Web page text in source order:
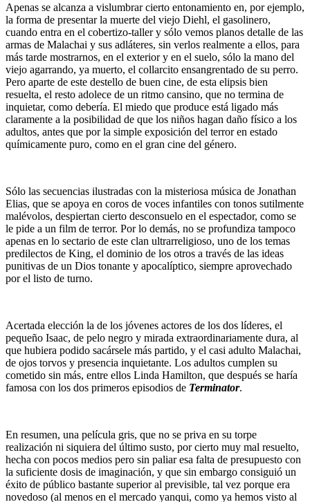
Apenas se alcanza a vislumbrar cierto entonamiento en, por ejemplo,
la forma de presentar la muerte del viejo Diehl, el gasolinero,
cuando entra en el cobertizo-taller y sólo vemos planos detalle de las
armas de Malachai y sus adláteres, sin verlos realmente a ellos, para
más tarde mostrarnos, en el exterior y en el suelo, sólo la mano del
viejo agarrando, ya muerto, el collarcito ensangrentado de su perro.
Pero aparte de este destello de buen cine, de esta elipsis bien
resuelta, el resto adolece de un ritmo cansino, que no termina de
inquietar, como debería. El miedo que produce está ligado más
claramente a la posibilidad de que los niños hagan daño físico a los
adultos, antes que por la simple exposición del terror en estado
químicamente puro, como en el gran cine del género.
Sólo las secuencias ilustradas con la misteriosa música de Jonathan
Elias, que se apoya en coros de voces infantiles con tonos sutilmente
malévolos, despiertan cierto desconsuelo en el espectador, como se
le pide a un film de terror. Por lo demás, no se profundiza tampoco
apenas en lo sectario de este clan ultrarreligioso, uno de los temas
predilectos de King, el dominio de los otros a través de las ideas
punitivas de un Dios tonante y apocalíptico, siempre aprovechado
por el listo de turno.
Acertada elección la de los jóvenes actores de los dos líderes, el
pequeño Isaac, de pelo negro y mirada extraordinariamente dura, al
que hubiera podido sacársele más partido, y el casi adulto Malachai,
de ojos torvos y presencia inquietante. Los adultos cumplen su
cometido sin más, entre ellos Linda Hamilton, que después se haría
famosa con los dos primeros episodios de Terminator.
En resumen, una película gris, que no se priva en su torpe
realización ni siquiera del último susto, por cierto muy mal resuelto,
hecha con pocos medios pero sin paliar esa falta de presupuesto con
la suficiente dosis de imaginación, y que sin embargo consiguió un
éxito de público bastante superior al previsible, tal vez porque era
novedoso (al menos en el mercado yanqui, como ya hemos visto al